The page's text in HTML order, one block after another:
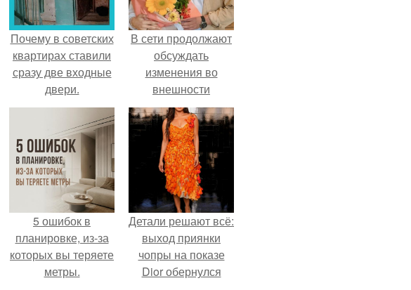
Почему в советских
квартирах ставили
сразу две входные
двери.
В сети продолжают
обсуждать
изменения во
внешности
актрисы.
5 ошибок в
планировке, из-за
которых вы теряете
метры.
Детали решают всё:
выход приянки
чопры на показе
Dior обернулся